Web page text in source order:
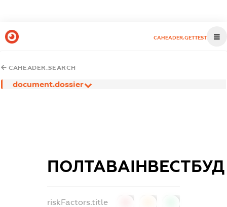
CAHEADER.GETTEST
CAHEADER.SEARCH
document.dossier
ПОЛТАВАІНВЕСТБУД
riskFactors.title